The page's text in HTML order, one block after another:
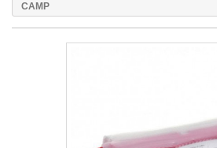
CAMP